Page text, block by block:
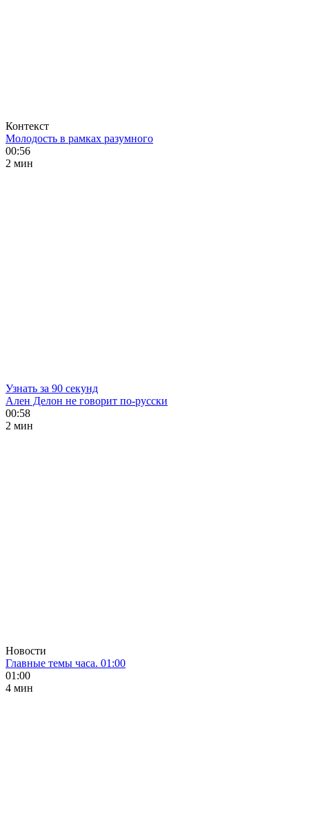
Контекст
Молодость в рамках разумного
00:56
2 мин
Узнать за 90 секунд
Ален Делон не говорит по-русски
00:58
2 мин
Новости
Главные темы часа. 01:00
01:00
4 мин